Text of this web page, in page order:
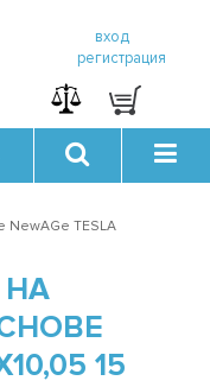
вход
регистрация
TESLA
15